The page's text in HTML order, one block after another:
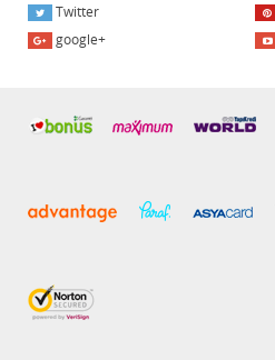
Twitter
google+